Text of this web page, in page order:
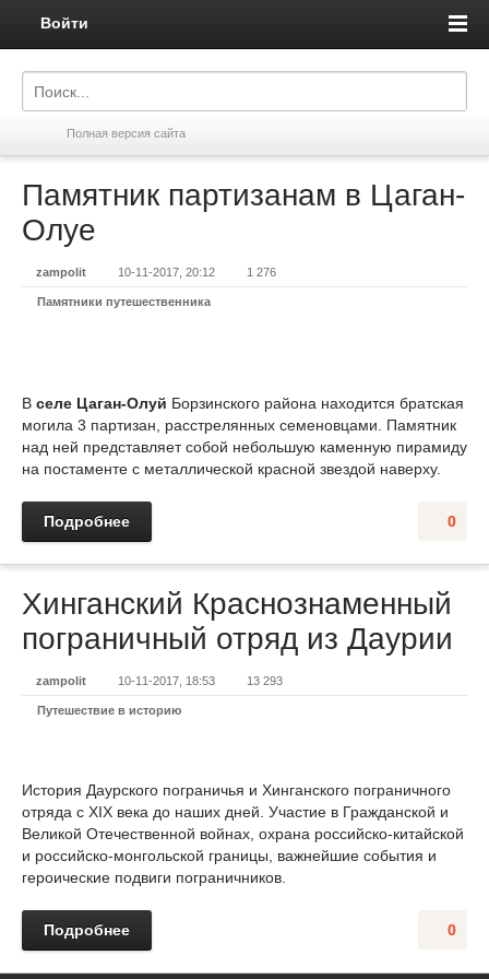
Войти
Полная версия сайта
Памятник партизанам в Цаган-
Олуе
zampolit 10-11-2017, 20:12 1 276
Памятники путешественника
В селе Цаган-Олуй Борзинского района находится братская
могила 3 партизан, расстрелянных семеновцами. Памятник
над ней представляет собой небольшую каменную пирамиду
на постаменте с металлической красной звездой наверху.
0
Подробнее
Хинганский Краснознаменный
пограничный отряд из Даурии
zampolit 10-11-2017, 18:53 13 293
Путешествие в историю
История Даурского пограничья и Хинганского пограничного
отряда с XIX века до наших дней. Участие в Гражданской и
Великой Отечественной войнах, охрана российско-китайской
и российско-монгольской границы, важнейшие события и
героические подвиги пограничников.
0
Подробнее